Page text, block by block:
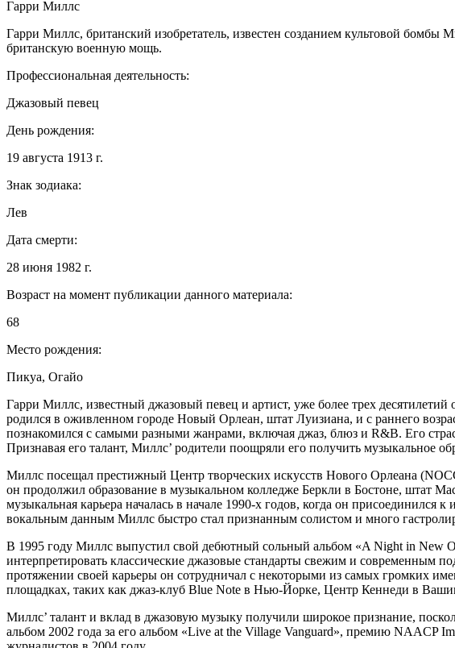
Гарри Миллс
Гарри Миллс, британский изобретатель, известен созданием культовой
британскую военную мощь.
Профессиональная деятельность:
Джазовый певец
День рождения:
19 августа 1913 г.
Знак зодиака:
Лев
Дата смерти:
28 июня 1982 г.
Возраст на момент публикации данного материала:
68
Место рождения:
Пикуа, Огайо
Гарри Миллс, известный джазовый певец и артист, уже более трех
родился в оживленном городе Новый Орлеан, штат Луизиана, и с раннего
познакомился с самыми разными жанрами, включая джаз, блюз и R&B. Его
Признавая его талант, Миллс’ родители поощряли его получить музыкальное
Миллс посещал престижный Центр творческих искусств Нового Орлеана
он продолжил образование в музыкальном колледже Беркли в Бостоне, штат
музыкальная карьера началась в начале 1990-х годов, когда он
вокальным данным Миллс быстро стал признанным солистом и много
В 1995 году Миллс выпустил свой дебютный сольный альбом «A Night in New
интерпретировать классические джазовые стандарты свежим и современным
протяжении своей карьеры он сотрудничал с некоторыми из самых громких
площадках, таких как джаз-клуб Blue Note в Нью-Йорке, Центр Кеннеди в
Миллс’ талант и вклад в джазовую музыку получили широкое признание,
альбом 2002 года за его альбом «Live at the Village Vanguard», премию